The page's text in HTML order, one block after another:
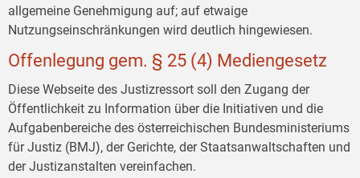
allgemeine Genehmigung auf; auf etwaige
Nutzungseinschränkungen wird deutlich hingewiesen.
Offenlegung gem. § 25 (4) Mediengesetz
Diese Webseite des Justizressort soll den Zugang der
Öffentlichkeit zu Information über die Initiativen und die
Aufgabenbereiche des österreichischen Bundesministeriums
für Justiz (BMJ), der Gerichte, der Staatsanwaltschaften und
der Justizanstalten vereinfachen.